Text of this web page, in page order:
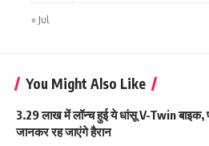
« Jul
You Might Also Like
3.29 लाख में लॉन्च हुई ये धांसू V-Twin बाइक,
जानकर रह जाएंगे हैरान